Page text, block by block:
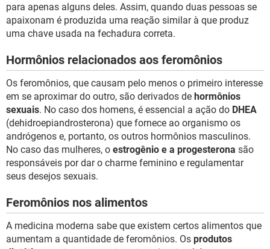
para apenas alguns deles. Assim, quando duas pessoas se
apaixonam é produzida uma reação similar à que produz
uma chave usada na fechadura correta.
Hormônios relacionados aos feromônios
Os feromônios, que causam pelo menos o primeiro interesse
em se aproximar do outro, são derivados de hormônios
sexuais. No caso dos homens, é essencial a ação do DHEA
(dehidroepiandrosterona) que fornece ao organismo os
andrógenos e, portanto, os outros hormônios masculinos.
No caso das mulheres, o estrogênio e a progesterona são
responsáveis por dar o charme feminino e regulamentar
seus desejos sexuais.
Feromônios nos alimentos
A medicina moderna sabe que existem certos alimentos que
aumentam a quantidade de feromônios. Os produtos